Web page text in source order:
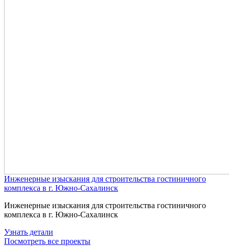
Инженерные изыскания для строительства гостиничного
комплекса в г. Южно-Сахалинск
Инженерные изыскания для строительства гостиничного
комплекса в г. Южно-Сахалинск
Узнать детали
Посмотреть все проекты